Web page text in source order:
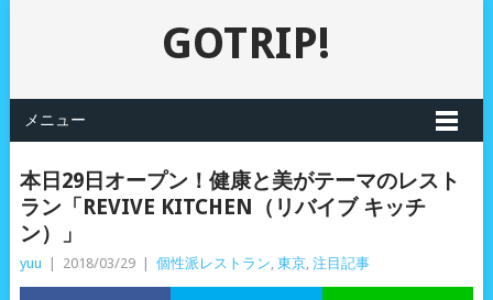
GOTRIP!
メニュー
本日29日オープン！健康と美がテーマのレスト
ラン「REVIVE KITCHEN（リバイブ キッチ
ン）」
yuu 2018/03/29 個性派レストラン, 東京, 注目記事